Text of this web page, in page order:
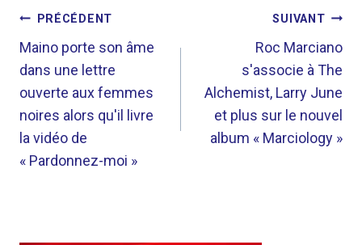
NAVIGATION
DE
L’ARTICLE
PRÉCÉDENT
Maino porte son âme
dans une lettre
ouverte aux femmes
noires alors qu'il livre
la vidéo de
« Pardonnez-moi »
SUIVANT
Roc Marciano
s'associe à The
Alchemist, Larry June
et plus sur le nouvel
album « Marciology »